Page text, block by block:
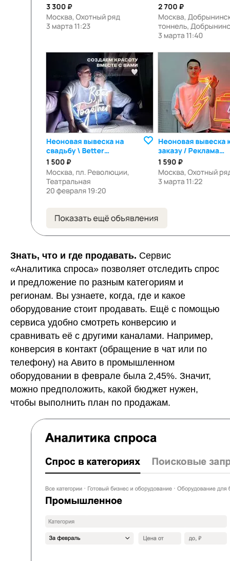
Знать, что и где продавать. Сервис
«Аналитика спроса» позволяет отследить спрос
и предложение по разным категориям и
регионам. Вы узнаете, когда, где и какое
оборудование стоит продавать. Ещё с помощью
сервиса удобно смотреть конверсию и
сравнивать её с другими каналами. Например,
конверсия в контакт (обращение в чат или по
телефону) на Авито в промышленном
оборудовании в феврале была 2,45%. Значит,
можно предположить, какой бюджет нужен,
чтобы выполнить план по продажам.